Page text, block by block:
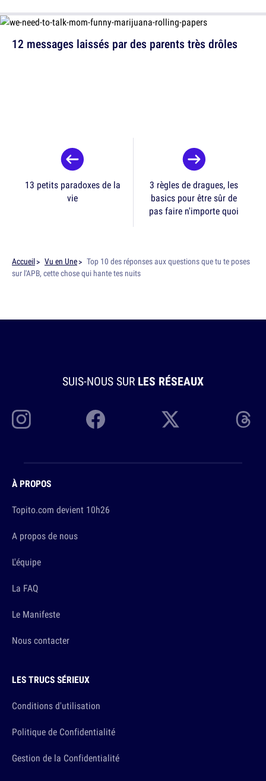
12 messages laissés par des parents très drôles
13 petits paradoxes de la
vie
3 règles de dragues, les
basics pour être sûr de
pas faire n'importe quoi
Accueil Vu en Une
Top 10 des réponses aux questions que tu te poses
sur l'APB, cette chose qui hante tes nuits
SUIS-NOUS SUR LES RÉSEAUX
À PROPOS
Topito.com devient 10h26
A propos de nous
L'équipe
La FAQ
Le Manifeste
Nous contacter
LES TRUCS SÉRIEUX
Conditions d'utilisation
Politique de Confidentialité
Gestion de la Confidentialité